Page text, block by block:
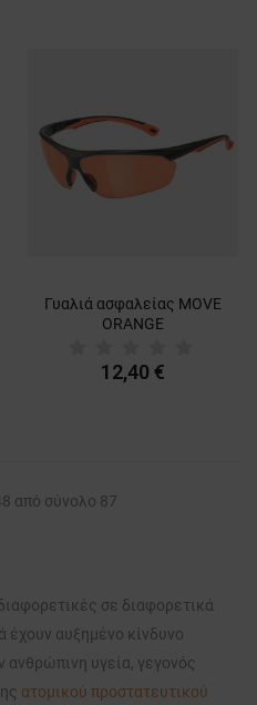
Γυαλιά ασφαλείας MOVE
ORANGE
12,40 €
από σύνολο 87
σε διαφορετικά
αυξημένο κίνδυνο
υγεία, γεγονός
ατομικού προστατευτικού